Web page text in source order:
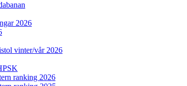
2026
vinter/vår 2026
ranking 2026